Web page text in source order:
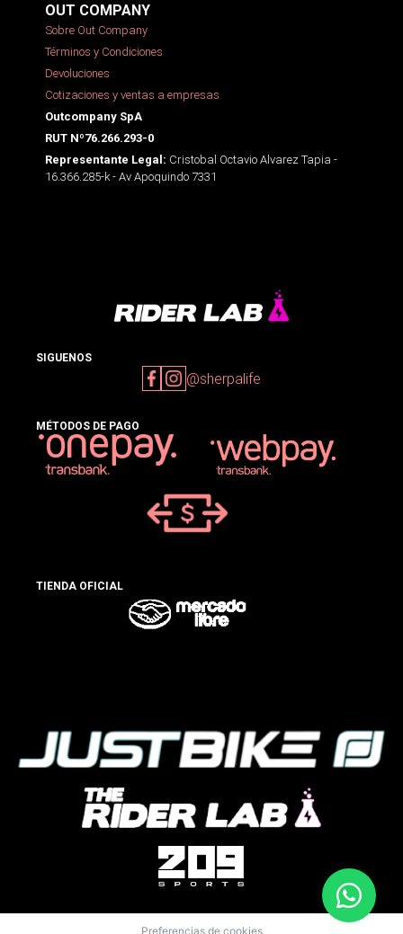
OUT COMPANY
Sobre Out Company
Términos y Condiciones
Devoluciones
Cotizaciones y ventas a empresas
Outcompany SpA
RUT Nº76.266.293-0
Representante Legal: Cristobal Octavio Alvarez Tapia -
16.366.285-k - Av Apoquindo 7331
SIGUENOS
@sherpalife
MÉTODOS DE PAGO
TIENDA OFICIAL
Preferencias de cookies